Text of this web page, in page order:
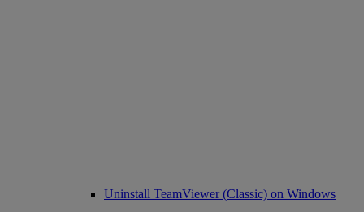
Uninstall TeamViewer (Classic) on Windows